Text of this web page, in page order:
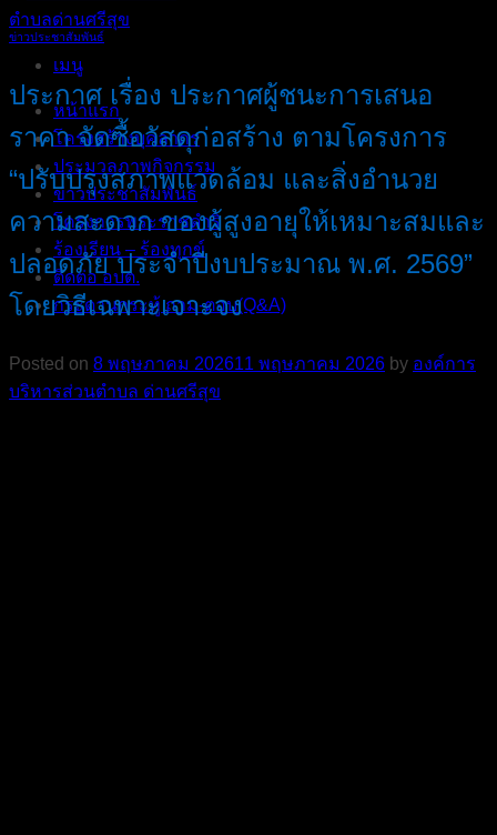
เมนู
หน้าแรก
โครงสร้างบุคลากร
ประมวลภาพกิจกรรม
ข่าวประชาสัมพันธ์
โครงการพระราชดำริ
ร้องเรียน – ร้องทุกข์
ติดต่อ อบต.
กระดานกระทู้ ถาม-ตอบ(Q&A)
ข่าวประชาสัมพันธ์
ประกาศ เรื่อง ประกาศผู้ชนะการเสนอ
ราคา จัดซื้อวัสดุก่อสร้าง ตามโครงการ
“ปรับปรุงสภาพแวดล้อม และสิ่งอำนวย
ความสะดวก ของผู้สูงอายุให้เหมาะสมและ
ปลอดภัย ประจำปีงบประมาณ พ.ศ. 2569”
โดยวิธีเฉพาะเจาะจง
Posted on 8 พฤษภาคม 202611 พฤษภาคม 2026 by องค์การ
บริหารส่วนตําบล ด่านศรีสุข